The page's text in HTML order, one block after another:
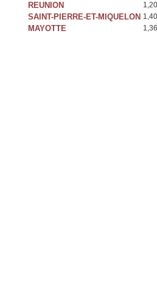
REUNION
SAINT-PIERRE-ET-MIQUELON
MAYOTTE